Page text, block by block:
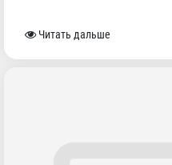
Читать дальше